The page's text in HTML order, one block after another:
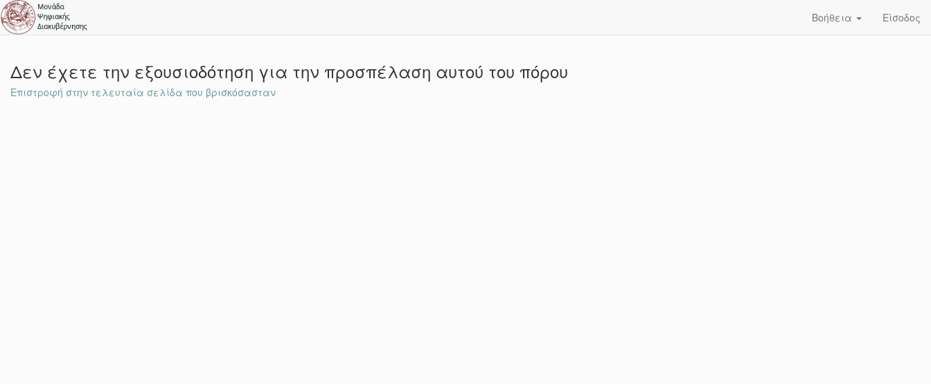
Βοήθεια Είσοδος
Δεν έχετε την εξουσιοδότηση για την προσπέλαση αυτού του πόρου
Επιστροφή στην τελευταία σελίδα που βρισκόσασταν